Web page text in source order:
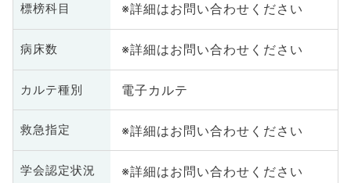
標榜科目 ※詳細はお問い合わせください
病床数 ※詳細はお問い合わせください
カルテ種別 電子カルテ
救急指定 ※詳細はお問い合わせください
学会認定状況 ※詳細はお問い合わせください